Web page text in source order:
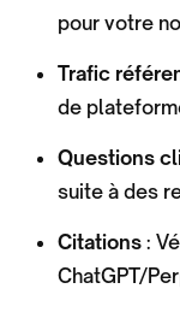
pour votre
Trafic
de
Questions
suite à des
Citations :
ChatGPT/